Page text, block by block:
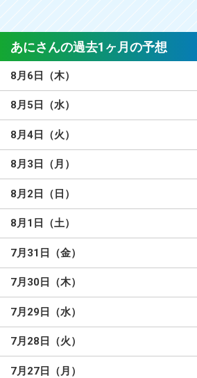
あにさんの過去1ヶ月の予想
8月6日（木）
8月5日（水）
8月4日（火）
8月3日（月）
8月2日（日）
8月1日（土）
7月31日（金）
7月30日（木）
7月29日（水）
7月28日（火）
7月27日（月）